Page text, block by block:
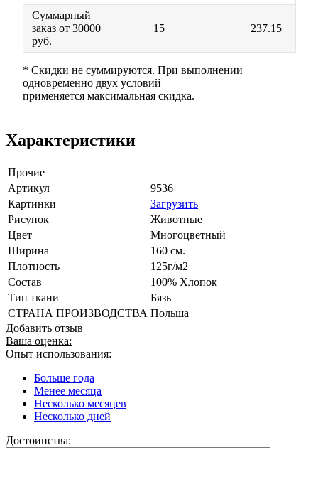
Суммарный
заказ от 30000
руб.
15 237.15
* Скидки не суммируются. При выполнении
одновременно двух условий
применяется максимальная скидка.
Характеристики
Прочие
Артикул
9536
Картинки
Загрузить
Рисунок
Животные
Цвет
Многоцветный
Ширина
160 см.
Плотность
125г/м2
Состав
100% Хлопок
Тип ткани
Бязь
СТРАНА ПРОИЗВОДСТВА Польша
Добавить отзыв
Ваша оценка:
Опыт использования:
Больше года
Менее месяца
Несколько месяцев
Несколько дней
Достоинства: